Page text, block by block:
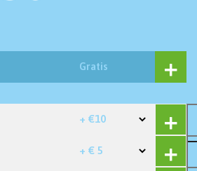
Gratis
+ €10
+ € 5